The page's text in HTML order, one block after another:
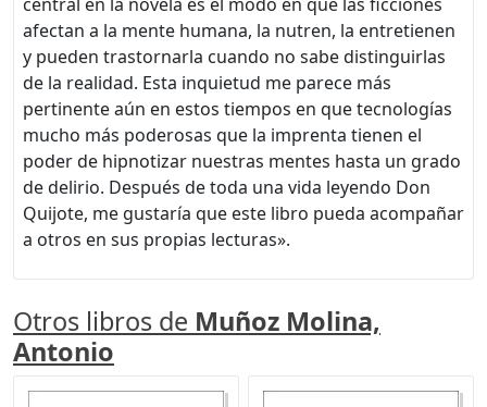
afectan a la mente humana, la nutren, la entretienen
y pueden trastornarla cuando no sabe distinguirlas
de la realidad. Esta inquietud me parece más
pertinente aún en estos tiempos en que tecnologías
mucho más poderosas que la imprenta tienen el
poder de hipnotizar nuestras mentes hasta un grado
de delirio. Después de toda una vida leyendo Don
Quijote, me gustaría que este libro pueda acompañar
a otros en sus propias lecturas».
Otros libros de Muñoz Molina,
Antonio